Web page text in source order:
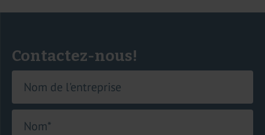
Contactez-nous!
Nom de l'entreprise
Nom*